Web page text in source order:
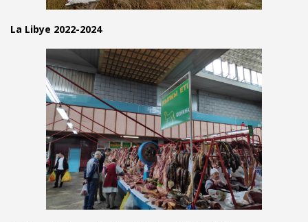
La Libye 2022-2024